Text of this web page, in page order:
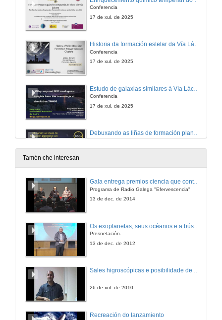
Conferencia
17 de xul. de 2025
Historia da formación estelar da Vía Láctea a través dos cúmulos globulares
Conferencia
17 de xul. de 2025
Conferencia
17 de xul. de 2025
Debuxando as liñas de formación planetaria grazas ao telescopio espacial James Webb
17 de xul. de 2025
Conferencia
Mesa redonda
Conferencia
Conferencia
Tamén che interesan
Gala entrega premios ciencia que conta 2014. Fundación Barrié
Programa de Radio Galega "Efervescencia"
13 de dec. de 2014
Presnetación.
13 de dec. de 2012
Sales higroscópicas e posibilidade de vida en Marte
26 de xul. de 2010
Recreación do lanzamiento